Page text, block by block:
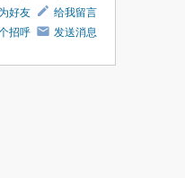
好友
给我留言
招呼
发送消息